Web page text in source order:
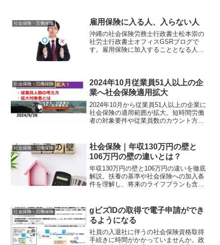
す。しっかりと労働法を勉強し会社やお
店の成長につなげましょう。。
社会保険・労働保険 雇用保険に入る人、入らない人
沖縄の社会保険労務士行政書士松本崇の
社労士行政書士オフィスGSRブログで
す。雇用保険に加入することとなる人、
社会保険・労働保険
2024年10月従業員51人以上の企
業へ社会保険適用拡大
2024年10月から従業員51人以上の企業に
社会保険の適用範囲が拡大。短時間労働
者の対象要件や従業員数のカウント方法
は、必見です。
社会保険・労働保険
社会保険｜年収130万円の壁と
106万円の壁の違いとは？
年収130万円の壁と106万円の違いを徹底
解説。扶養の基準や社会保険への加入条
件を理解し、将来のライフプランも含め
必見です。
社会保険・労働保険
gビズIDの取得で電子申請ができ
るようになる
社員の入退社に伴うの社会保険資格取得
手続きに時間がかかっていませんか。政